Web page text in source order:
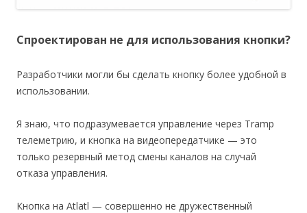
Спроектирован не для использования кнопки?
Разработчики могли бы сделать кнопку более удобной в
использовании.
Я знаю, что подразумевается управление через Tramp
телеметрию, и кнопка на видеопередатчике — это
только резервный метод смены каналов на случай
отказа управления.
Кнопка на Atlatl — совершенно не дружественный